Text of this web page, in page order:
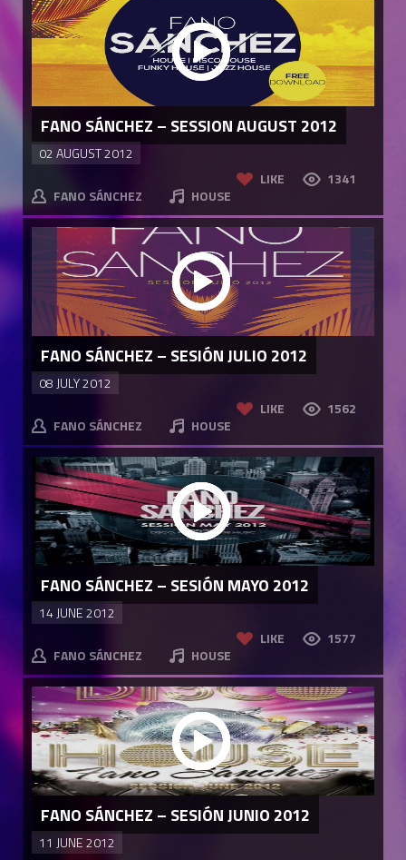
LIKE 1341
FANO SÁNCHEZ – SESSION AUGUST 2012
02 AUGUST 2012
FANO SÁNCHEZ HOUSE
LIKE 1562
FANO SÁNCHEZ – SESIÓN JULIO 2012
08 JULY 2012
FANO SÁNCHEZ HOUSE
LIKE 1577
FANO SÁNCHEZ – SESIÓN MAYO 2012
14 JUNE 2012
FANO SÁNCHEZ HOUSE
FANO SÁNCHEZ – SESIÓN JUNIO 2012
11 JUNE 2012